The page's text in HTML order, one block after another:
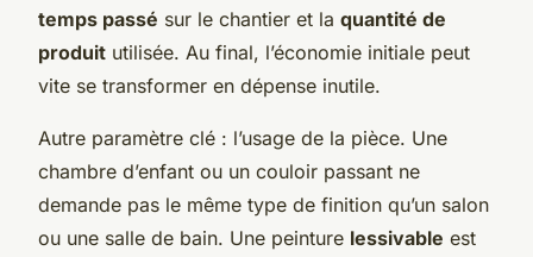
temps passé sur le chantier et la quantité de
produit utilisée. Au final, l’économie initiale peut
vite se transformer en dépense inutile.
Autre paramètre clé : l’usage de la pièce. Une
chambre d’enfant ou un couloir passant ne
demande pas le même type de finition qu’un salon
ou une salle de bain. Une peinture lessivable est